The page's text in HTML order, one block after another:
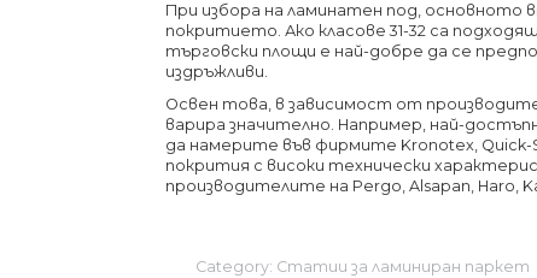
При избора на ламинатен под, основното
покритието. Ако класове 31-32 са
търговски площи е най-добре да се
издръжливи.
Освен това, в зависимост от
варира значително. Например, най-
да намерите във фирмите Kronotex,
покрития с високи технически
производителите на Pergo, Alsapan, Haro,
Category: Статии за ламиниран паркет